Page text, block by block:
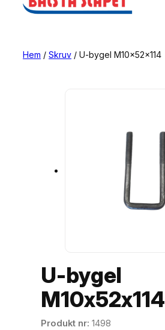
Hem / Skruv / U-bygel M10x52x114
U-bygel
M10x52x114
Produkt nr 1498